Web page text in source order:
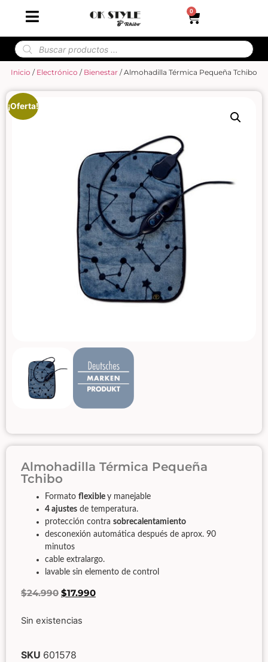
0
Inicio / Electrónico / Bienestar / Almohadilla Térmica Pequeña Tchibo
¡Oferta!
Almohadilla Térmica Pequeña
Tchibo
Formato flexible y manejable
4 ajustes de temperatura.
protección contra sobrecalentamiento
desconexión automática después de aprox. 90
minutos
cable extralargo.
lavable sin elemento de control
$24.990 $17.990
Sin existencias
SKU 601578